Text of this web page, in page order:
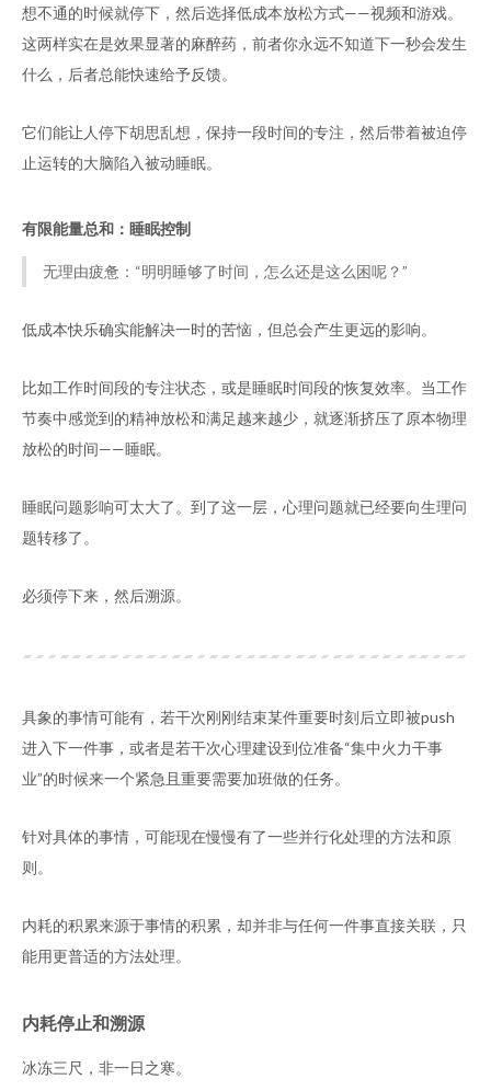
想不通的时候就停下，然后选择低成本放松方式——视频和游戏。
这两样实在是效果显著的麻醉药，前者你永远不知道下一秒会发生
什么，后者总能快速给予反馈。
它们能让人停下胡思乱想，保持一段时间的专注，然后带着被迫停
止运转的大脑陷入被动睡眠。
有限能量总和：睡眠控制
无理由疲惫：“明明睡够了时间，怎么还是这么困呢？”
低成本快乐确实能解决一时的苦恼，但总会产生更远的影响。
比如工作时间段的专注状态，或是睡眠时间段的恢复效率。当工作
节奏中感觉到的精神放松和满足越来越少，就逐渐挤压了原本物理
放松的时间——睡眠。
睡眠问题影响可太大了。到了这一层，心理问题就已经要向生理问
题转移了。
必须停下来，然后溯源。
具象的事情可能有，若干次刚刚结束某件重要时刻后立即被push
进入下一件事，或者是若干次心理建设到位准备“集中火力干事
业”的时候来一个紧急且重要需要加班做的任务。
针对具体的事情，可能现在慢慢有了一些并行化处理的方法和原
则。
内耗的积累来源于事情的积累，却并非与任何一件事直接关联，只
能用更普适的方法处理。
内耗停止和溯源
冰冻三尺，非一日之寒。